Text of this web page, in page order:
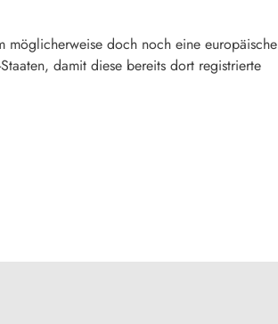
möglicherweise doch noch eine europäische
damit diese bereits dort registrierte